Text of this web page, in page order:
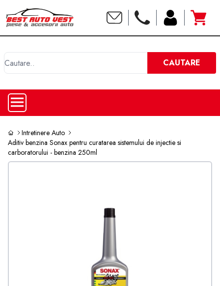
CAUTARE
Intretinere Auto
Aditiv benzina Sonax pentru curatarea sistemului de injectie si
carboratorului - benzina 250ml